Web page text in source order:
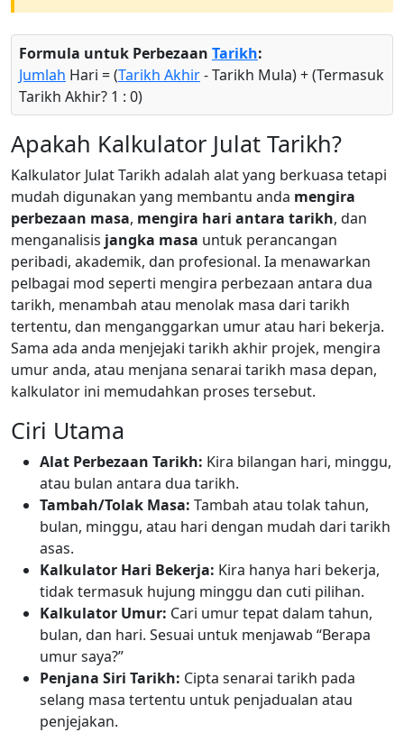
Formula untuk Perbezaan Tarikh:
Jumlah Hari = (Tarikh Akhir- Tarikh Mula) + (Termasuk
Tarikh Akhir? 1 : 0)
Apakah Kalkulator Julat Tarikh?
Kalkulator Julat Tarikh adalah alat yang berkuasa tetapi
mudah digunakan yang membantu anda mengira
perbezaan masa, mengira hari antara tarikh, dan
menganalisis jangka masa untuk perancangan
peribadi, akademik, dan profesional. Ia menawarkan
pelbagai mod seperti mengira perbezaan antara dua
tarikh, menambah atau menolak masa dari tarikh
tertentu, dan menganggarkan umur atau hari bekerja.
Sama ada anda menjejaki tarikh akhir projek, mengira
umur anda, atau menjana senarai tarikh masa depan,
kalkulator ini memudahkan proses tersebut.
Ciri Utama
Alat Perbezaan Tarikh: Kira bilangan hari, minggu,
atau bulan antara dua tarikh.
Tambah/Tolak Masa: Tambah atau tolak tahun,
bulan, minggu, atau hari dengan mudah dari tarikh
asas.
Kalkulator Hari Bekerja: Kira hanya hari bekerja,
tidak termasuk hujung minggu dan cuti pilihan.
Kalkulator Umur: Cari umur tepat dalam tahun,
bulan, dan hari. Sesuai untuk menjawab “Berapa
umur saya?”
Penjana Siri Tarikh: Cipta senarai tarikh pada
selang masa tertentu untuk penjadualan atau
penjejakan.